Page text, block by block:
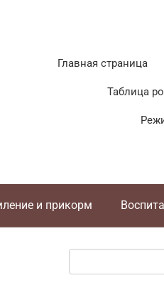
Главная страница
Таблица
и прикорм